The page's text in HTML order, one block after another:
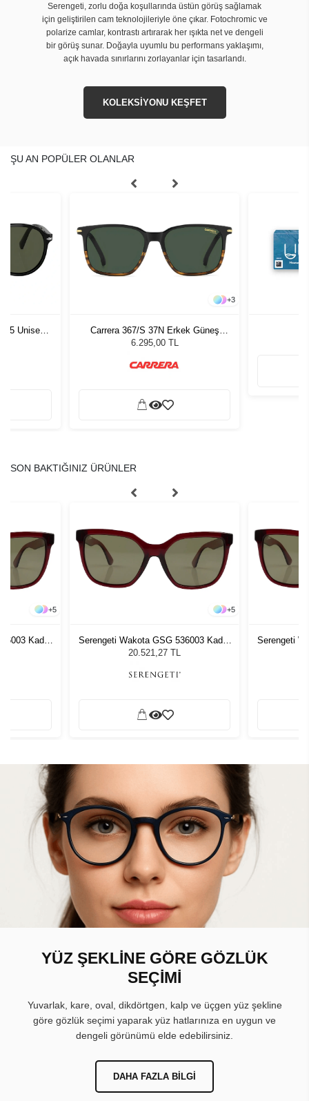
Serengeti, zorlu doğa koşullarında üstün görüş sağlamak
için geliştirilen cam teknolojileriyle öne çıkar. Fotochromic ve
polarize camlar, kontrastı artırarak her ışıkta net ve dengeli
bir görüş sunar. Doğayla uyumlu bu performans yaklaşımı,
açık havada sınırlarını zorlayanlar için tasarlandı.
KOLEKSİYONU KEŞFET
ŞU AN POPÜLER OLANLAR
55 Unisex
+3
Carrera 367/S 37N Erkek Güneş
Gözlüğü
6.295,00 TL
SON BAKTIĞINIZ ÜRÜNLER
+5
Kadın
+5
Serengeti Wakota GSG 536003 Kadın
Güneş Gözlüğü
20.521,27 TL
Serengeti
YÜZ ŞEKLİNE GÖRE GÖZLÜK
SEÇİMİ
Yuvarlak, kare, oval, dikdörtgen, kalp ve üçgen yüz şekline
göre gözlük seçimi yaparak yüz hatlarınıza en uygun ve
dengeli görünümü elde edebilirsiniz.
DAHA FAZLA BILGI